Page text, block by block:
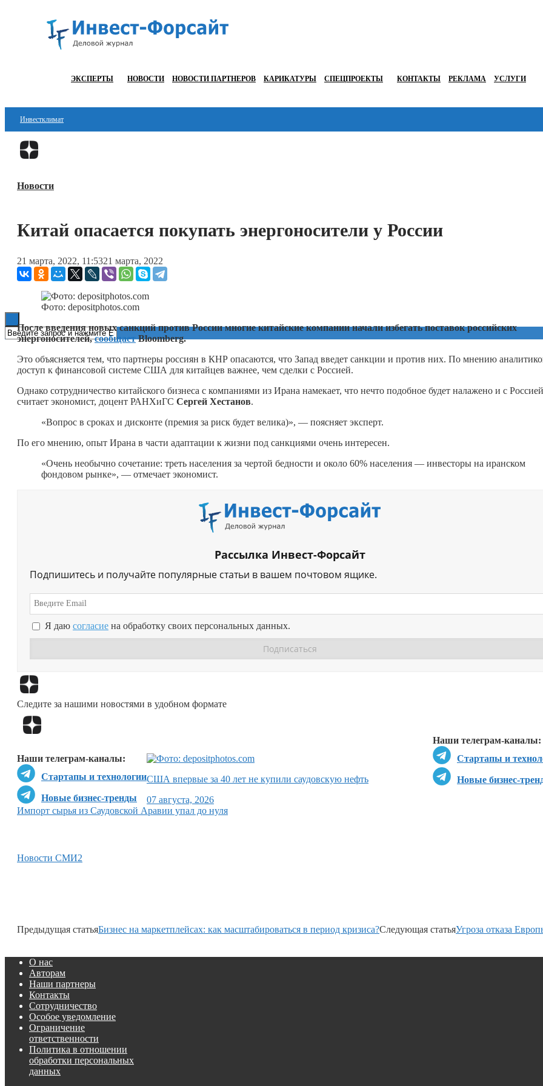
ЭКСПЕРТЫ НОВОСТИ НОВОСТИ ПАРТНЕРОВ КАРИКАТУРЫ СПЕЦПРОЕКТЫ КОНТАКТЫ РЕКЛАМА УСЛУГИ
Инвестклимат
Финансы
Блокчейн
ESG
Новости
Китай опасается покупать энергоносители у России
21 марта, 2022, 11:5321 марта, 2022
Фото: depositphotos.com
После введения новых санкций против России многие китайские компании начали избегать поставок российских
энергоносителей,сообщаетBloomberg.
Это объясняется тем, что партнеры россиян в КНР опасаются, что Запад введет санкции и против них. По мнению
доступ к финансовой системе США для китайцев важнее, чем сделки с Россией.
Однако сотрудничество китайского бизнеса с компаниями из Ирана намекает, что нечто подобное будет налажено и с
считает экономист, доцент РАНХиГС Сергей Хестанов.
«Вопрос в сроках и дисконте (премия за риск будет велика)», — поясняет эксперт.
По его мнению, опыт Ирана в части адаптации к жизни под санкциями очень интересен.
«Очень необычно сочетание: треть населения за чертой бедности и около 60% населения — инвесторы на иранском
фондовом рынке», — отмечает экономист.
Рассылка Инвест-Форсайт
Подпишитесь и получайте популярные статьи в вашем почтовом ящике.
Я даю согласие на обработку своих персональных данных.
Следите за нашими новостями в удобном формате
Наши телеграм-каналы:
Стартапы и
Новые бизнес-
Наши телеграм-каналы:
Стартапы и технологии
Новые бизнес-тренды
США впервые за 40 лет не купили саудовскую нефть
07 августа, 2026
Импорт сырья из Саудовской Аравии упал до нуля
Новости СМИ2
Предыдущая статьяБизнес на маркетплейсах: как масштабироваться в период кризиса?Следующая статьяУгроза отказа
О нас
Авторам
Наши партнеры
Контакты
Сотрудничество
Особое уведомление
Ограничение
ответственности
Политика в отношении
обработки персональных
данных